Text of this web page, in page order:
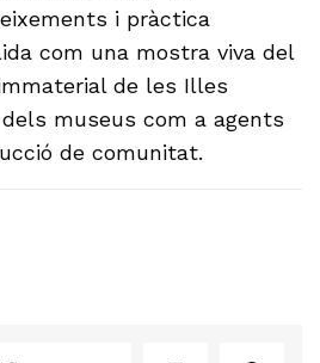
i pràctica
com una mostra viva del
de les Illes
museus com a agents
de comunitat.